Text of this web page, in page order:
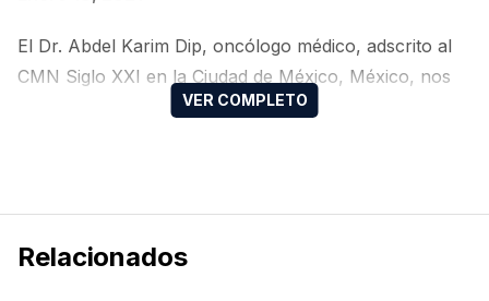
El Dr. Abdel Karim Dip, oncólogo médico, adscrito al
CMN Siglo XXI en la Ciudad de México, México, nos
Relacionados